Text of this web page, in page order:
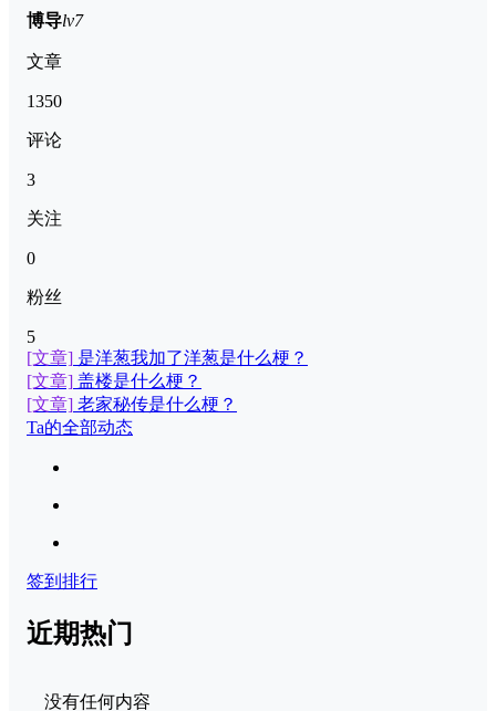
博导lv7
文章
1350
评论
3
关注
0
粉丝
5
[文章] 是洋葱我加了洋葱是什么梗？
[文章] 盖楼是什么梗？
[文章] 老家秘传是什么梗？
Ta的全部动态
签到排行
近期热门
没有任何内容